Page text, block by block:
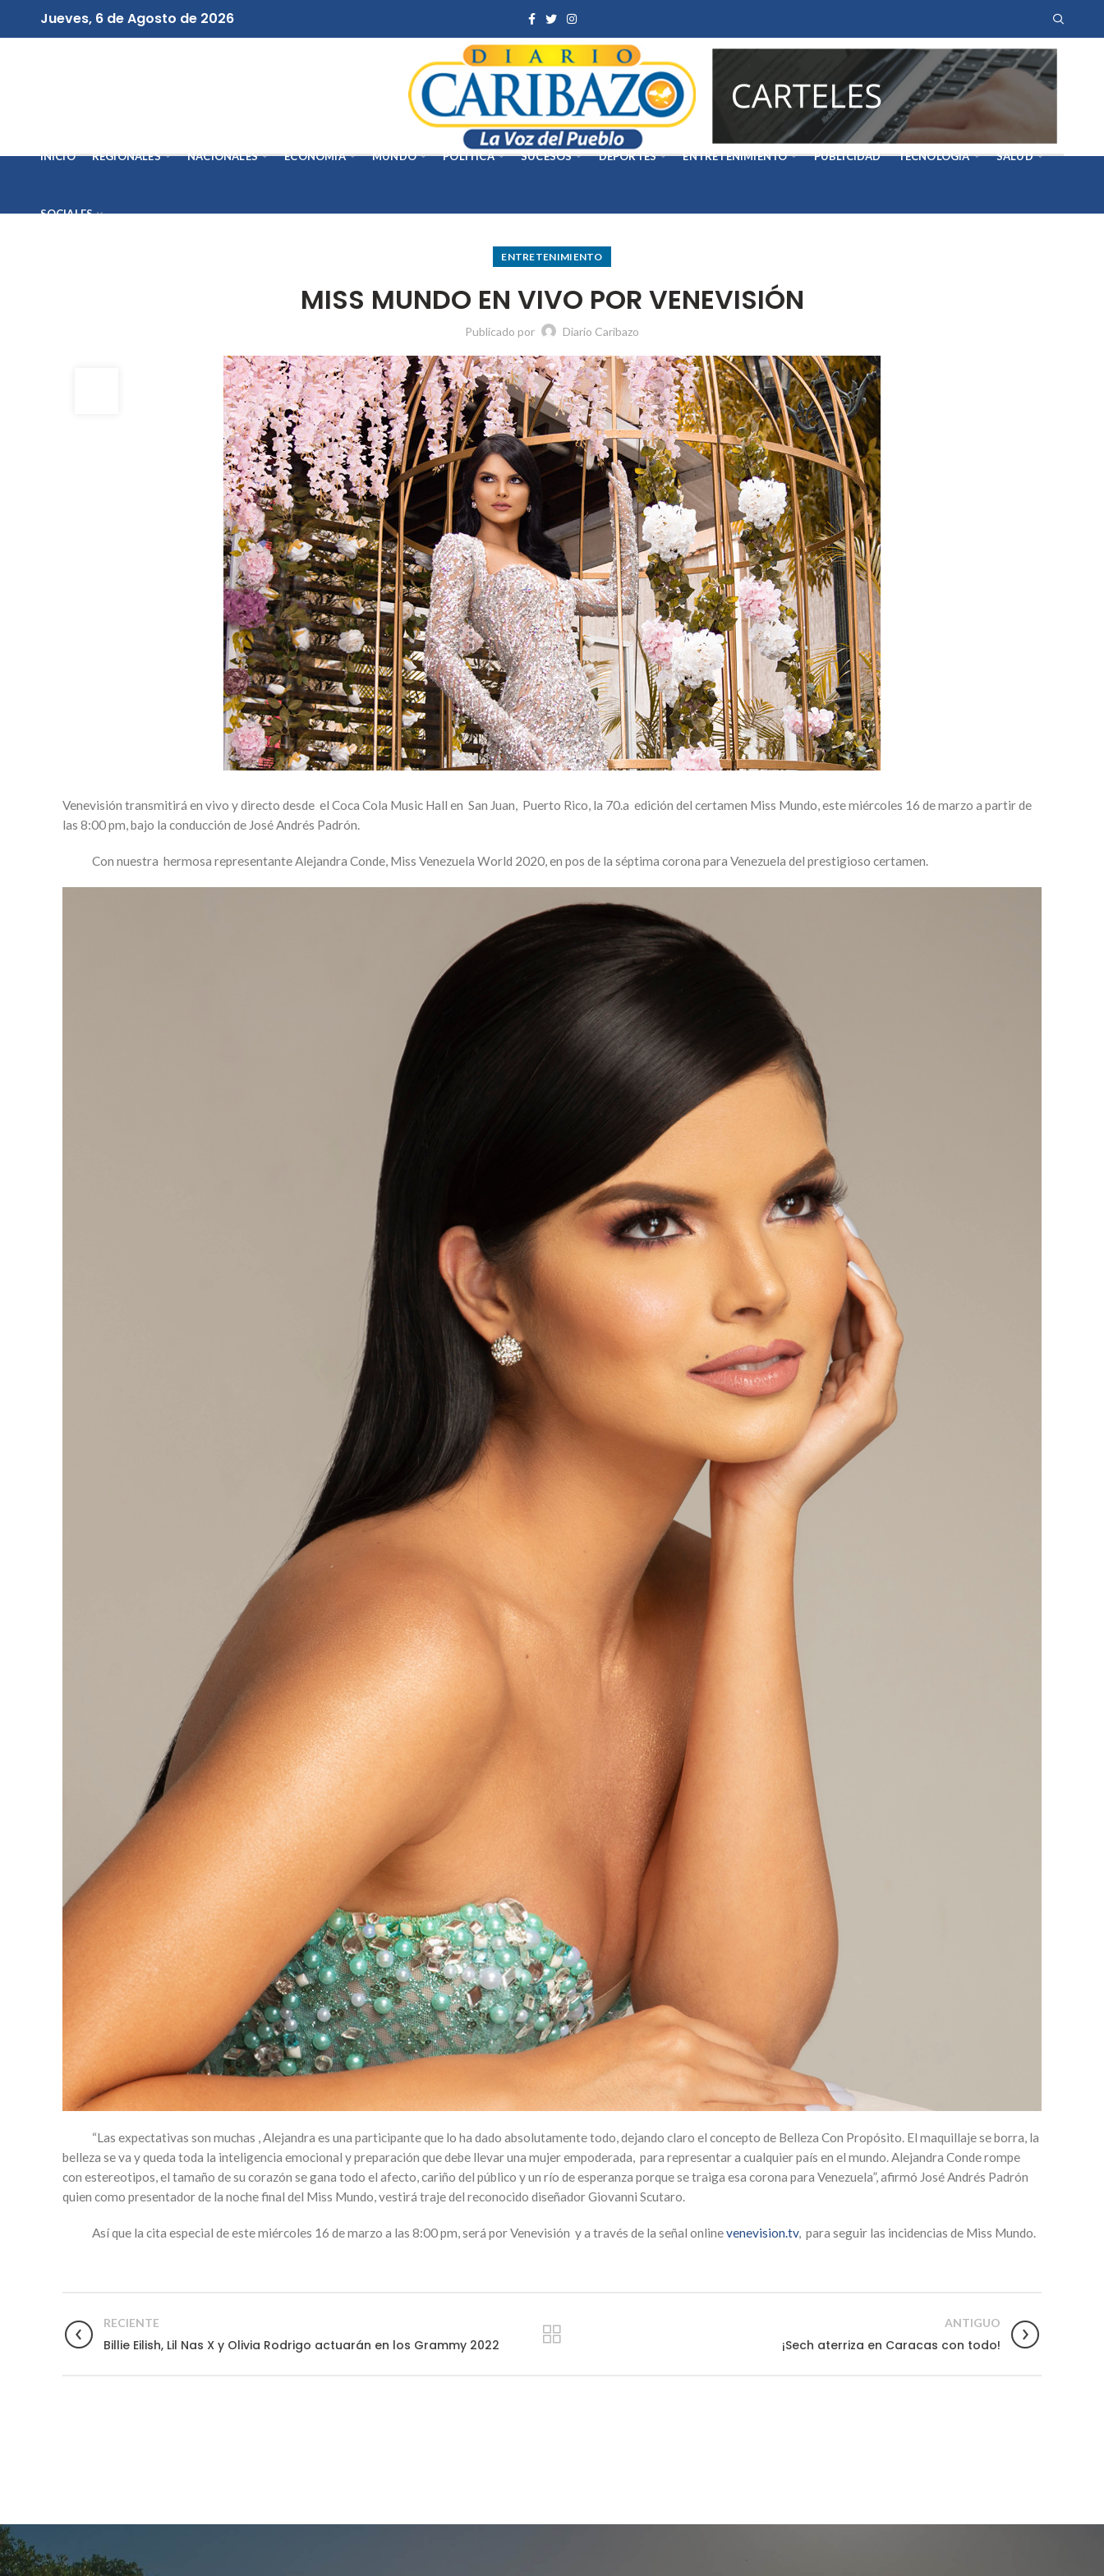
Jueves, 6 de Agosto de 2026
INICIO REGIONALES NACIONALES ECONOMÍA MUNDO POLÍTICA SUCESOS DEPORTES ENTRETENIMIENTO PUBLICIDAD TECNOLOGÍA SALUD
SOCIALES
ENTRETENIMIENTO
MISS MUNDO EN VIVO POR VENEVISIÓN
Publicado por Diario Caribazo
Venevisión transmitirá en vivo y directo desde el Coca Cola Music Hall en San Juan, Puerto Rico, la 70.a edición del certamen Miss Mundo, este miércoles 16 de marzo a partir de
las 8:00 pm, bajo la conducción de José Andrés Padrón.
Con nuestra hermosa representante Alejandra Conde, Miss Venezuela World 2020, en pos de la séptima corona para Venezuela del prestigioso certamen.
“Las expectativas son muchas , Alejandra es una participante que lo ha dado absolutamente todo, dejando claro el concepto de Belleza Con Propósito. El maquillaje se borra, la
belleza se va y queda toda la inteligencia emocional y preparación que debe llevar una mujer empoderada, para representar a cualquier país en el mundo. Alejandra Conde rompe
con estereotipos, el tamaño de su corazón se gana todo el afecto, cariño del público y un río de esperanza porque se traiga esa corona para Venezuela”, afirmó José Andrés Padrón
quien como presentador de la noche final del Miss Mundo, vestirá traje del reconocido diseñador Giovanni Scutaro.
Así que la cita especial de este miércoles 16 de marzo a las 8:00 pm, será por Venevisión y a través de la señal onlinevenevision.tv, para seguir las incidencias de Miss Mundo.
RECIENTE
Billie Eilish, Lil Nas X y Olivia Rodrigo actuarán en los Grammy 2022
ANTIGUO
¡Sech aterriza en Caracas con todo!